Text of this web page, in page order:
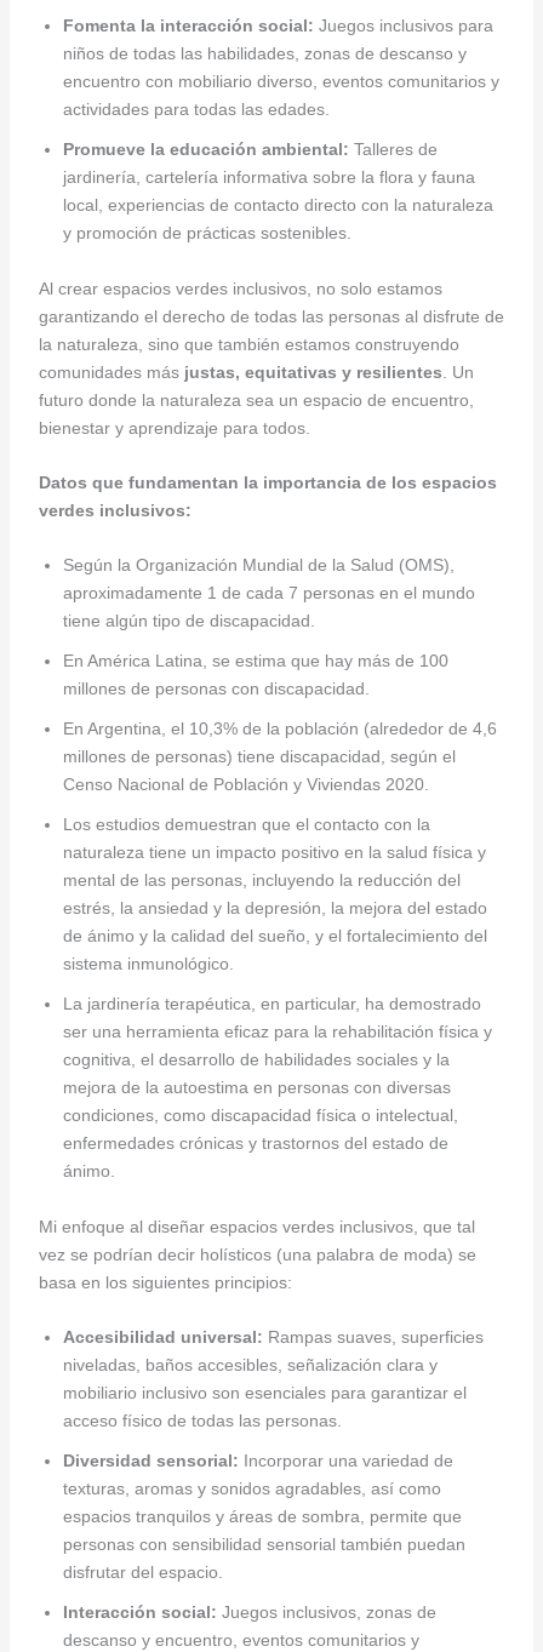
Fomenta la interacción social: Juegos inclusivos para
niños de todas las habilidades, zonas de descanso y
encuentro con mobiliario diverso, eventos comunitarios y
actividades para todas las edades.
Promueve la educación ambiental: Talleres de
jardinería, cartelería informativa sobre la flora y fauna
local, experiencias de contacto directo con la naturaleza
y promoción de prácticas sostenibles.
Al crear espacios verdes inclusivos, no solo estamos
garantizando el derecho de todas las personas al disfrute de
la naturaleza, sino que también estamos construyendo
comunidades más justas, equitativas y resilientes . Un
futuro donde la naturaleza sea un espacio de encuentro,
bienestar y aprendizaje para todos.
Datos que fundamentan la importancia de los espacios
verdes inclusivos:
Según la Organización Mundial de la Salud (OMS),
aproximadamente 1 de cada 7 personas en el mundo
tiene algún tipo de discapacidad.
En América Latina, se estima que hay más de 100
millones de personas con discapacidad.
En Argentina, el 10,3% de la población (alrededor de 4,6
millones de personas) tiene discapacidad, según el
Censo Nacional de Población y Viviendas 2020.
Los estudios demuestran que el contacto con la
naturaleza tiene un impacto positivo en la salud física y
mental de las personas, incluyendo la reducción del
estrés, la ansiedad y la depresión, la mejora del estado
de ánimo y la calidad del sueño, y el fortalecimiento del
sistema inmunológico.
La jardinería terapéutica, en particular, ha demostrado
ser una herramienta eficaz para la rehabilitación física y
cognitiva, el desarrollo de habilidades sociales y la
mejora de la autoestima en personas con diversas
condiciones, como discapacidad física o intelectual,
enfermedades crónicas y trastornos del estado de
ánimo.
Mi enfoque al diseñar espacios verdes inclusivos, que tal
vez se podrían decir holísticos (una palabra de moda) se
basa en los siguientes principios:
Accesibilidad universal: Rampas suaves, superficies
niveladas, baños accesibles, señalización clara y
mobiliario inclusivo son esenciales para garantizar el
acceso físico de todas las personas.
Diversidad sensorial: Incorporar una variedad de
texturas, aromas y sonidos agradables, así como
espacios tranquilos y áreas de sombra, permite que
personas con sensibilidad sensorial también puedan
disfrutar del espacio.
Interacción social: Juegos inclusivos, zonas de
descanso y encuentro, eventos comunitarios y